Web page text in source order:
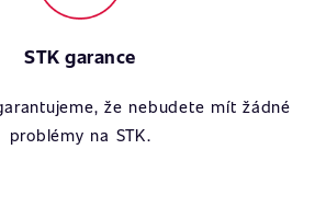
STK garance
že nebudete mít žádné
problémy na STK.